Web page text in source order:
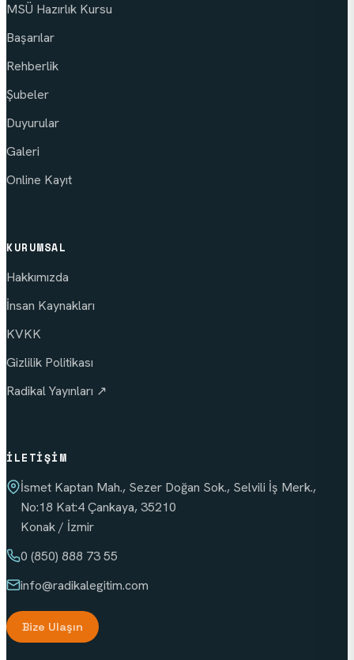
MSÜ Hazırlık Kursu
Başarılar
Rehberlik
Şubeler
Duyurular
Galeri
Online Kayıt
KURUMSAL
Hakkımızda
İnsan Kaynakları
KVKK
Gizlilik Politikası
Radikal Yayınları ↗
İLETIŞIM
İsmet Kaptan Mah., Sezer Doğan Sok., Selvili İş Merk.,
No:18 Kat:4 Çankaya, 35210
Konak / İzmir
0 (850) 888 73 55
info@radikalegitim.com
Bize Ulaşın